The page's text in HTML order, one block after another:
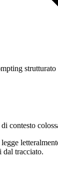
strutturato
contesto
dal tracciato.